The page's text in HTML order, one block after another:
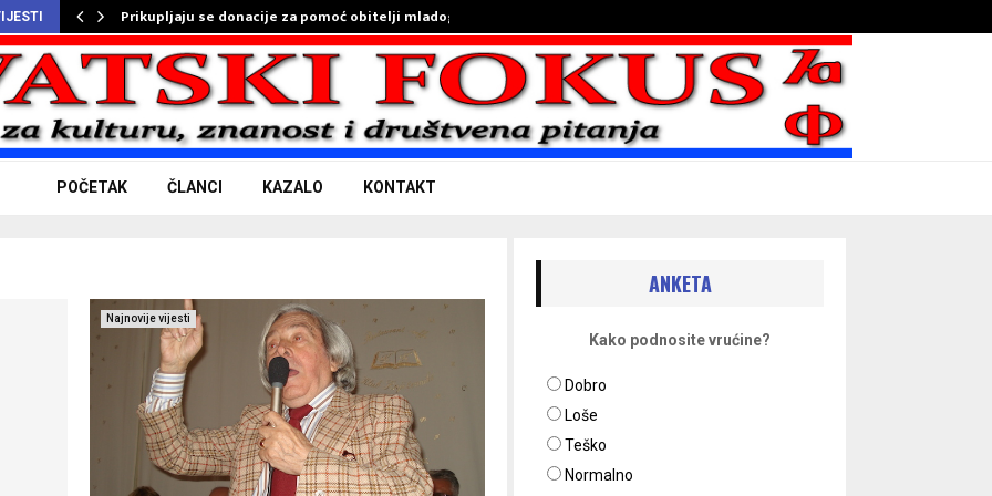
Prikupljaju se donacije za pomoć obitelji mladog…
POČETAK ČLANCI KAZALO KONTAKT
Najnovije vijesti
ANKETA
Kako podnosite vrućine?
Dobro
Loše
Teško
Normalno